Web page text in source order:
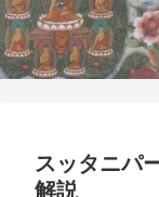
スッタニパ
解説